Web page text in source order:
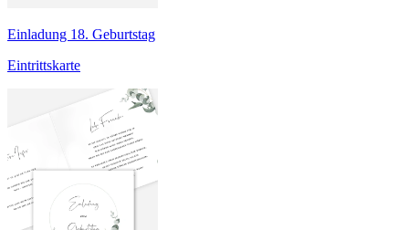
Einladung 18. Geburtstag
Eintrittskarte